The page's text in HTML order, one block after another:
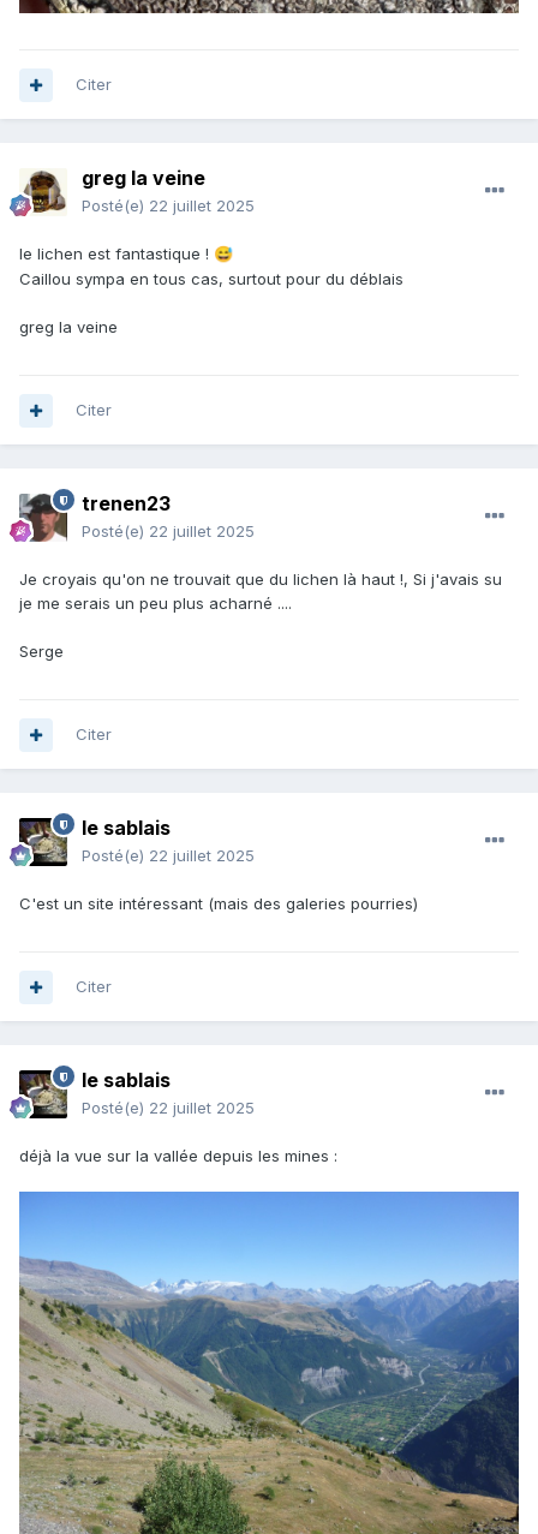
Citer
greg la veine
Posté(e) 22 juillet 2025
le lichen est fantastique ! 😅
Caillou sympa en tous cas, surtout pour du déblais
greg la veine
Citer
trenen23
Posté(e) 22 juillet 2025
Je croyais qu'on ne trouvait que du lichen là haut !, Si j'avais su
je me serais un peu plus acharné ....
Serge
Citer
le sablais
Posté(e) 22 juillet 2025
C'est un site intéressant (mais des galeries pourries)
Citer
le sablais
Posté(e) 22 juillet 2025
déjà la vue sur la vallée depuis les mines :